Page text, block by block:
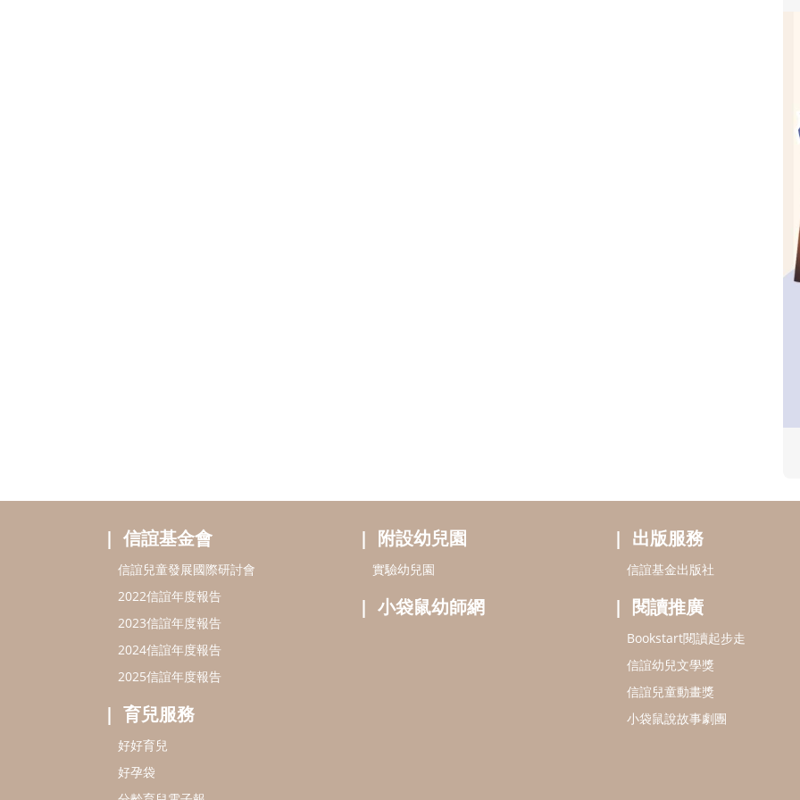
信誼基金會
信誼兒童發展國際研討會
2022信誼年度報告
2023信誼年度報告
2024信誼年度報告
2025信誼年度報告
育兒服務
好好育兒
好孕袋
附設幼兒園
實驗幼兒園
小袋鼠幼師網
出版服務
信誼基金出版社
閱讀推廣
Bookstart閱讀起步走
信誼幼兒文學獎
信誼兒童動畫獎
小袋鼠說故事劇團